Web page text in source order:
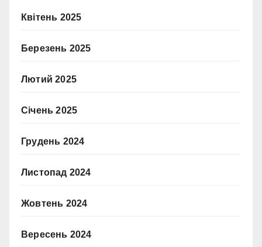
Квітень 2025
Березень 2025
Лютий 2025
Січень 2025
Грудень 2024
Листопад 2024
Жовтень 2024
Вересень 2024